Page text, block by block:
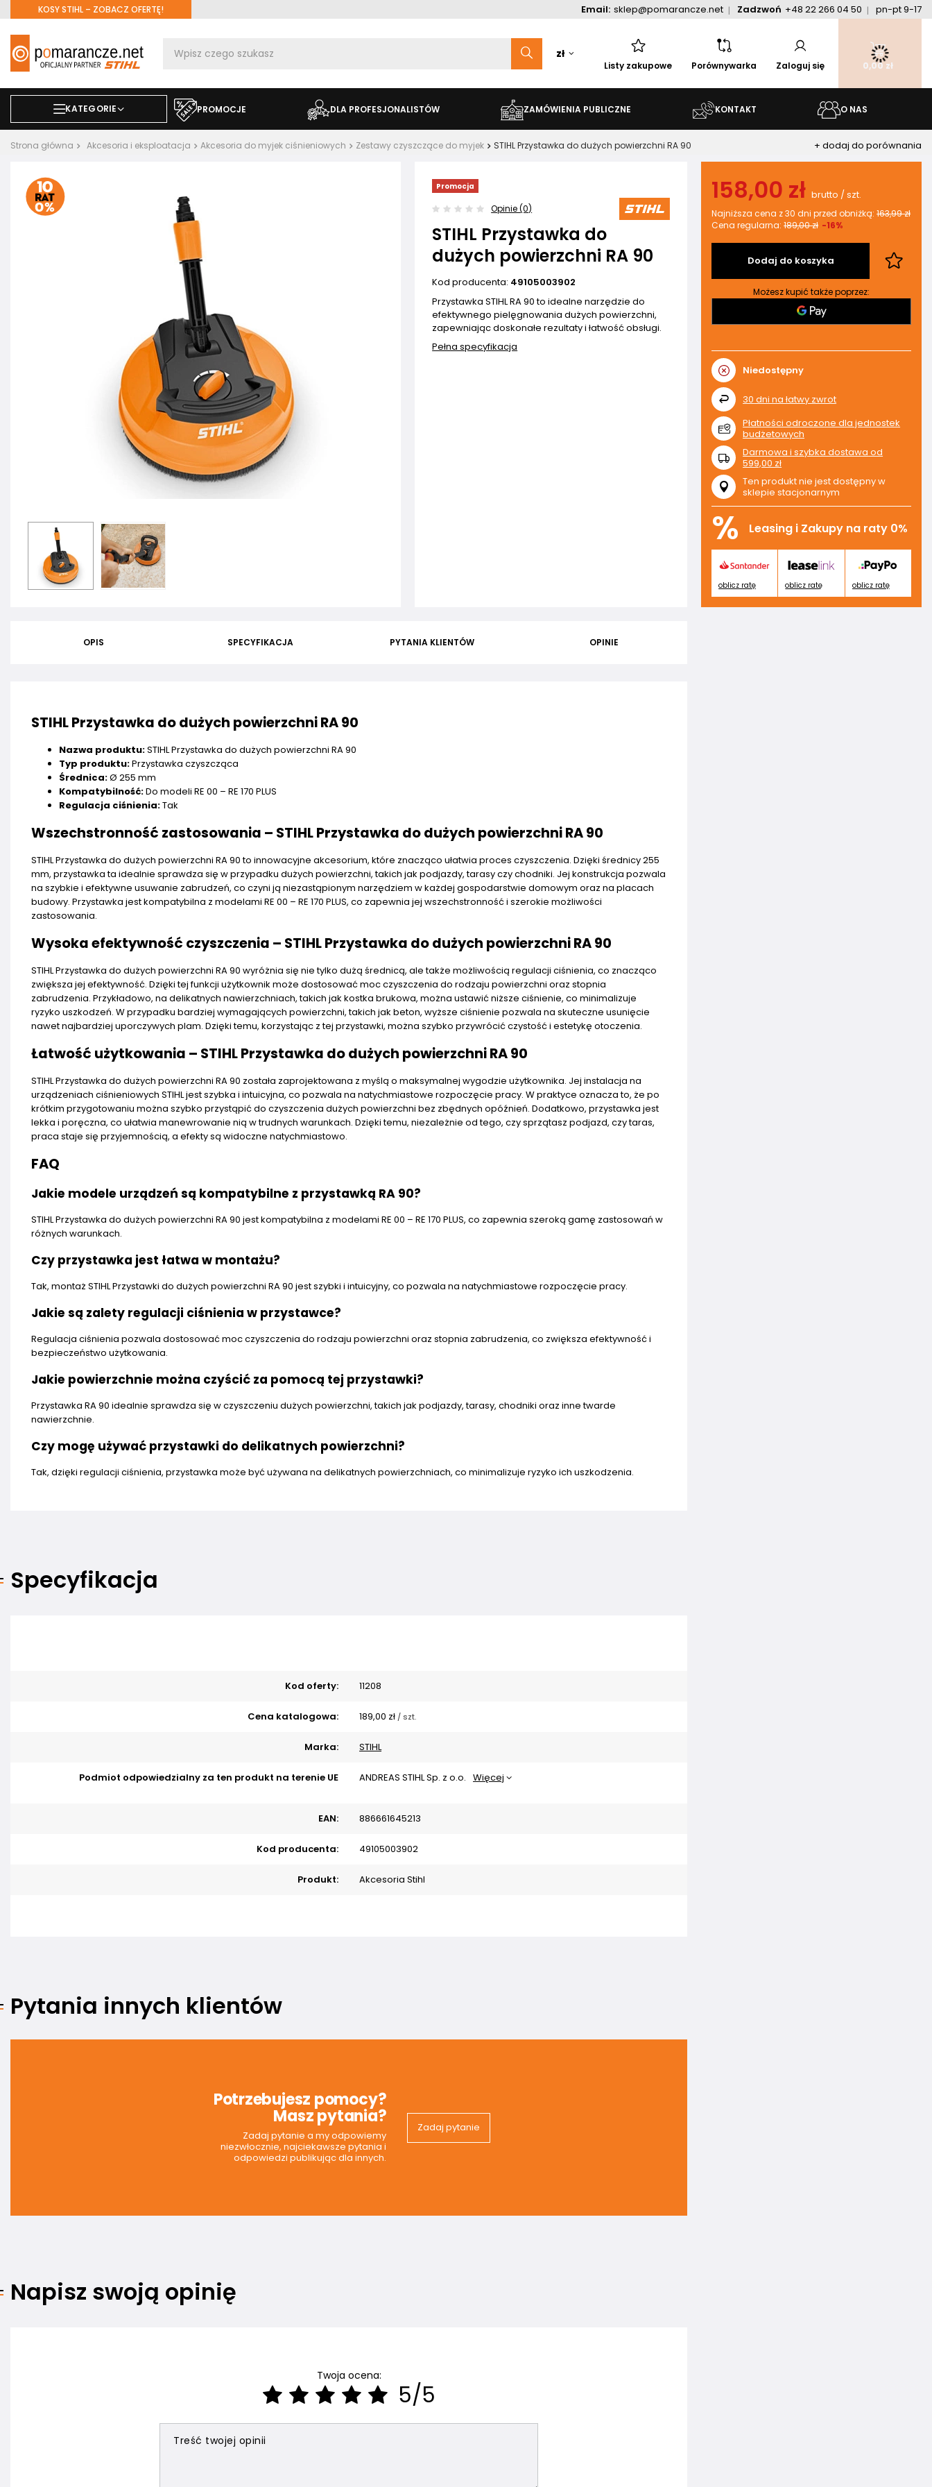
KOSY STIHL – ZOBACZ OFERTĘ! Email: sklep@pomarancze.net Zadzwoń +48 22 266 04 50 pn-pt 9-17
zł
Listy zakupowe Porównywarka Zaloguj się 0,00 zł
KATEGORIE PROMOCJE DLA PROFESJONALISTÓW ZAMÓWIENIA PUBLICZNE KONTAKT O NAS
Strona główna Akcesoria i eksploatacja Akcesoria do myjek ciśnieniowych Zestawy czyszczące do myjek STIHL Przystawka do dużych powierzchni RA 90 + dodaj do porównania
Promocja
Opinie (0)
STIHL Przystawka do
dużych powierzchni RA 90
Kod producenta: 49105003902
Przystawka STIHL RA 90 to idealne narzędzie do
efektywnego pielęgnowania dużych powierzchni,
zapewniając doskonałe rezultaty i łatwość obsługi.
Pełna specyfikacja
158,00 zł brutto /szt.
Najniższa cena z 30 dni przed obniżką:163,99 zł
Cena regularna:189,00 zł -16%
Dodaj do koszyka
Możesz kupić także poprzez:
Niedostępny
30 dni na łatwy zwrot
Płatności odroczone dla jednostek
budżetowych
Darmowa i szybka dostawa od
599,00 zł
Ten produkt nie jest dostępny w
sklepie stacjonarnym
% Leasing i Zakupy na raty 0%
oblicz ratę oblicz ratę oblicz ratę
OPIS SPECYFIKACJA PYTANIA KLIENTÓW OPINIE
STIHL Przystawka do dużych powierzchni RA 90
Nazwa produktu:STIHL Przystawka do dużych powierzchni RA 90
Typ produktu:Przystawka czyszcząca
Średnica:Ø 255 mm
Kompatybilność:Do modeli RE 00 – RE 170 PLUS
Regulacja ciśnienia:Tak
Wszechstronność zastosowania – STIHL Przystawka do dużych powierzchni RA 90
STIHL Przystawka do dużych powierzchni RA 90 to innowacyjne akcesorium, które znacząco ułatwia proces czyszczenia. Dzięki średnicy 255
mm, przystawka ta idealnie sprawdza się w przypadku dużych powierzchni, takich jak podjazdy, tarasy czy chodniki. Jej konstrukcja pozwala
na szybkie i efektywne usuwanie zabrudzeń, co czyni ją niezastąpionym narzędziem w każdej gospodarstwie domowym oraz na placach
budowy. Przystawka jest kompatybilna z modelami RE 00 – RE 170 PLUS, co zapewnia jej wszechstronność i szerokie możliwości
zastosowania.
Wysoka efektywność czyszczenia – STIHL Przystawka do dużych powierzchni RA 90
STIHL Przystawka do dużych powierzchni RA 90 wyróżnia się nie tylko dużą średnicą, ale także możliwością regulacji ciśnienia, co znacząco
zwiększa jej efektywność. Dzięki tej funkcji użytkownik może dostosować moc czyszczenia do rodzaju powierzchni oraz stopnia
zabrudzenia. Przykładowo, na delikatnych nawierzchniach, takich jak kostka brukowa, można ustawić niższe ciśnienie, co minimalizuje
ryzyko uszkodzeń. W przypadku bardziej wymagających powierzchni, takich jak beton, wyższe ciśnienie pozwala na skuteczne usunięcie
nawet najbardziej uporczywych plam. Dzięki temu, korzystając z tej przystawki, można szybko przywrócić czystość i estetykę otoczenia.
Łatwość użytkowania – STIHL Przystawka do dużych powierzchni RA 90
STIHL Przystawka do dużych powierzchni RA 90 została zaprojektowana z myślą o maksymalnej wygodzie użytkownika. Jej instalacja na
urządzeniach ciśnieniowych STIHL jest szybka i intuicyjna, co pozwala na natychmiastowe rozpoczęcie pracy. W praktyce oznacza to, że po
krótkim przygotowaniu można szybko przystąpić do czyszczenia dużych powierzchni bez zbędnych opóźnień. Dodatkowo, przystawka jest
lekka i poręczna, co ułatwia manewrowanie nią w trudnych warunkach. Dzięki temu, niezależnie od tego, czy sprzątasz podjazd, czy taras,
praca staje się przyjemnością, a efekty są widoczne natychmiastowo.
FAQ
Jakie modele urządzeń są kompatybilne z przystawką RA 90?
STIHL Przystawka do dużych powierzchni RA 90 jest kompatybilna z modelami RE 00 – RE 170 PLUS, co zapewnia szeroką gamę zastosowań w
różnych warunkach.
Czy przystawka jest łatwa w montażu?
Tak, montaż STIHL Przystawki do dużych powierzchni RA 90 jest szybki i intuicyjny, co pozwala na natychmiastowe rozpoczęcie pracy.
Jakie są zalety regulacji ciśnienia w przystawce?
Regulacja ciśnienia pozwala dostosować moc czyszczenia do rodzaju powierzchni oraz stopnia zabrudzenia, co zwiększa efektywność i
bezpieczeństwo użytkowania.
Jakie powierzchnie można czyścić za pomocą tej przystawki?
Przystawka RA 90 idealnie sprawdza się w czyszczeniu dużych powierzchni, takich jak podjazdy, tarasy, chodniki oraz inne twarde
nawierzchnie.
Czy mogę używać przystawki do delikatnych powierzchni?
Tak, dzięki regulacji ciśnienia, przystawka może być używana na delikatnych powierzchniach, co minimalizuje ryzyko ich uszkodzenia.
Specyfikacja
Kod oferty: 11208
Cena katalogowa: 189,00 zł / szt.
Marka: STIHL
Podmiot odpowiedzialny za ten produkt na terenie UE ANDREAS STIHL Sp. z o.o. Więcej
EAN: 886661645213
Kod producenta: 49105003902
Produkt: Akcesoria Stihl
Pytania innych klientów
Potrzebujesz pomocy?
Masz pytania?
Zadaj pytanie a my odpowiemy
niezwłocznie, najciekawsze pytania i
odpowiedzi publikując dla innych.
Zadaj pytanie
Napisz swoją opinię
Twoja ocena:
5/5
Treść twojej opinii